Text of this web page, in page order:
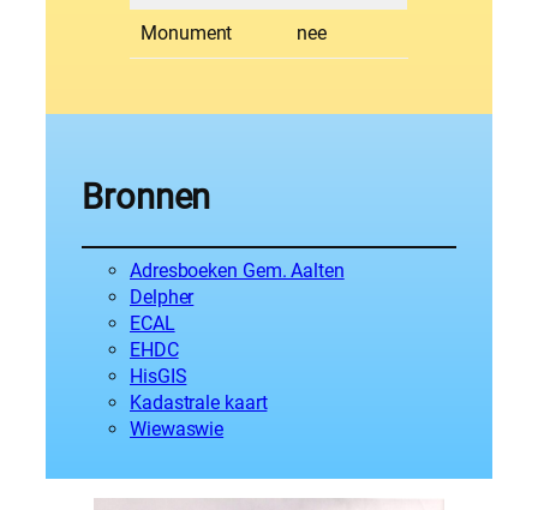
Monument nee
Bronnen
Adresboeken Gem. Aalten
Delpher
ECAL
EHDC
HisGIS
Kadastrale kaart
Wiewaswie